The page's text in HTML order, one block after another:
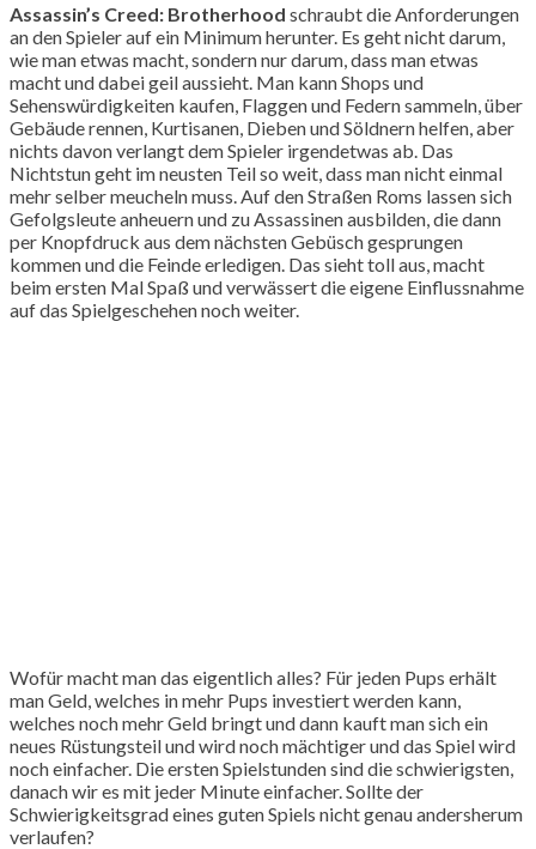
Assassin’s Creed: Brotherhood schraubt die Anforderungen
an den Spieler auf ein Minimum herunter. Es geht nicht darum,
wie man etwas macht, sondern nur darum, dass man etwas
macht und dabei geil aussieht. Man kann Shops und
Sehenswürdigkeiten kaufen, Flaggen und Federn sammeln, über
Gebäude rennen, Kurtisanen, Dieben und Söldnern helfen, aber
nichts davon verlangt dem Spieler irgendetwas ab. Das
Nichtstun geht im neusten Teil so weit, dass man nicht einmal
mehr selber meucheln muss. Auf den Straßen Roms lassen sich
Gefolgsleute anheuern und zu Assassinen ausbilden, die dann
per Knopfdruck aus dem nächsten Gebüsch gesprungen
kommen und die Feinde erledigen. Das sieht toll aus, macht
beim ersten Mal Spaß und verwässert die eigene Einflussnahme
auf das Spielgeschehen noch weiter.
Wofür macht man das eigentlich alles? Für jeden Pups erhält
man Geld, welches in mehr Pups investiert werden kann,
welches noch mehr Geld bringt und dann kauft man sich ein
neues Rüstungsteil und wird noch mächtiger und das Spiel wird
noch einfacher. Die ersten Spielstunden sind die schwierigsten,
danach wir es mit jeder Minute einfacher. Sollte der
Schwierigkeitsgrad eines guten Spiels nicht genau andersherum
verlaufen?